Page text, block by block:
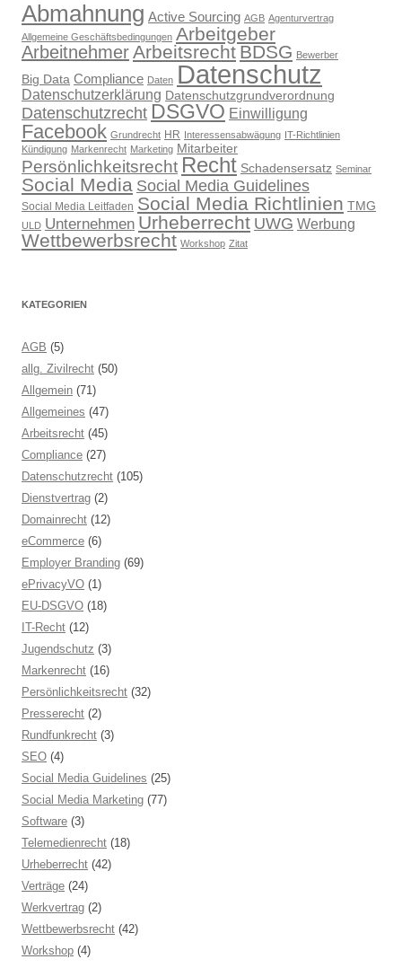
Abmahnung Active Sourcing AGB Agenturvertrag
Allgemeine Geschäftsbedingungen Arbeitgeber
ArbeitnehmerArbeitsrecht BDSG Bewerber
Big Data Compliance Daten Datenschutz
Datenschutzerklärung Datenschutzgrundverordnung
Datenschutzrecht DSGVO Einwilligung
Facebook Grundrecht HR Interessensabwägung IT-Richtlinien
Kündigung Markenrecht Marketing Mitarbeiter
Persönlichkeitsrecht Recht Schadensersatz Seminar
Social Media Social Media Guidelines
Social Media Leitfaden Social Media Richtlinien TMG
ULD Unternehmen Urheberrecht UWG Werbung
Wettbewerbsrecht Workshop Zitat
KATEGORIEN
AGB (5)
allg. Zivilrecht (50)
Allgemein (71)
Allgemeines (47)
Arbeitsrecht (45)
Compliance (27)
Datenschutzrecht (105)
Dienstvertrag (2)
Domainrecht (12)
eCommerce (6)
Employer Branding (69)
ePrivacyVO (1)
EU-DSGVO (18)
IT-Recht (12)
Jugendschutz (3)
Markenrecht (16)
Persönlichkeitsrecht (32)
Presserecht (2)
Rundfunkrecht (3)
SEO (4)
Social Media Guidelines (25)
Social Media Marketing (77)
Software (3)
Telemedienrecht (18)
Urheberrecht (42)
Verträge (24)
Werkvertrag (2)
Wettbewerbsrecht (42)
Workshop (4)